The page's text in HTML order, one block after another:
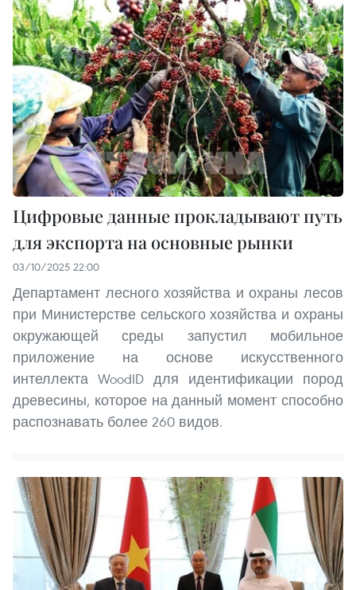
Цифровые данные прокладывают путь
для экспорта на основные рынки
03/10/2025 22:00
Департамент лесного хозяйства и охраны лесов
при Министерстве сельского хозяйства и охраны
окружающей среды запустил мобильное
приложение на основе искусственного
интеллекта WoodID для идентификации пород
древесины, которое на данный момент способно
распознавать более 260 видов.